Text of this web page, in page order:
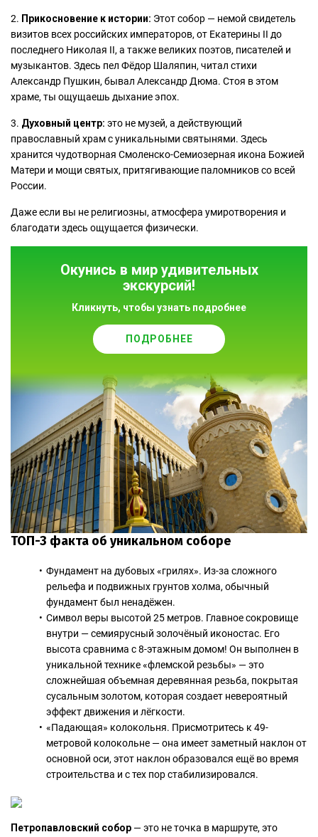
2. Прикосновение к истории: Этот собор — немой свидетель
визитов всех российских императоров, от Екатерины II до
последнего Николая II, а также великих поэтов, писателей и
музыкантов. Здесь пел Фёдор Шаляпин, читал стихи
Александр Пушкин, бывал Александр Дюма. Стоя в этом
храме, ты ощущаешь дыхание эпох.
3. Духовный центр: это не музей, а действующий
православный храм с уникальными святынями. Здесь
хранится чудотворная Смоленско-Семиозерная икона Божией
Матери и мощи святых, притягивающие паломников со всей
России.
Даже если вы не религиозны, атмосфера умиротворения и
благодати здесь ощущается физически.
Окунись в мир удивительных
экскурсий!
Кликнуть, чтобы узнать подробнее
ПОДРОБНЕЕ
ТОП-3 факта об уникальном соборе
Фундамент на дубовых «грилях». Из-за сложного
рельефа и подвижных грунтов холма, обычный
фундамент был ненадёжен.
Символ веры высотой 25 метров. Главное сокровище
внутри — семиярусный золочёный иконостас. Его
высота сравнима с 8-этажным домом! Он выполнен в
уникальной технике «флемской резьбы» — это
сложнейшая объемная деревянная резьба, покрытая
сусальным золотом, которая создает невероятный
эффект движения и лёгкости.
«Падающая» колокольня. Присмотритесь к 49-
метровой колокольне — она имеет заметный наклон от
основной оси, этот наклон образовался ещё во время
строительства и с тех пор стабилизировался.
Петропавловский собор — это не точка в маршруте, это